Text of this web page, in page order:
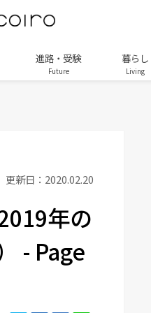
進路・受験
Future
暮らし
Living
更新日：2020.02.20
年の
- Page